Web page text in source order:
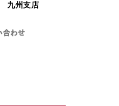
九州支店